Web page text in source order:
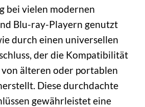
bei vielen modernen
Blu-ray-Playern genutzt
durch einen universellen
der die Kompatibilität
älteren oder portablen
Diese durchdachte
gewährleistet eine